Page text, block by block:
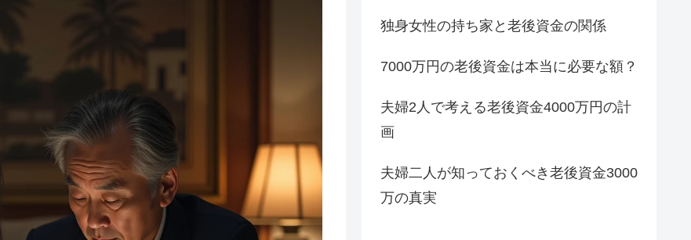
独身女性の持ち家と老後資金の関係
7000万円の老後資金は本当に必要な額？
夫婦2人で考える老後資金4000万円の計
画
夫婦二人が知っておくべき老後資金3000
万の真実